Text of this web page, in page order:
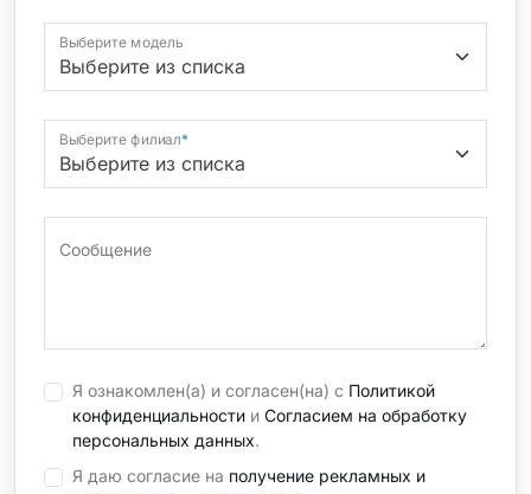
Выберите модель
Выберите филиал*
Сообщение
Я ознакомлен(а) и согласен(на) с Политикой
конфиденциальности и Согласием на обработку
персональных данных.
Я даю согласие на получение рекламных и